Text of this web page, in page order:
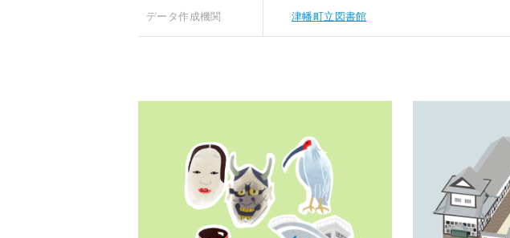
データ作成機関 津幡町立図書館